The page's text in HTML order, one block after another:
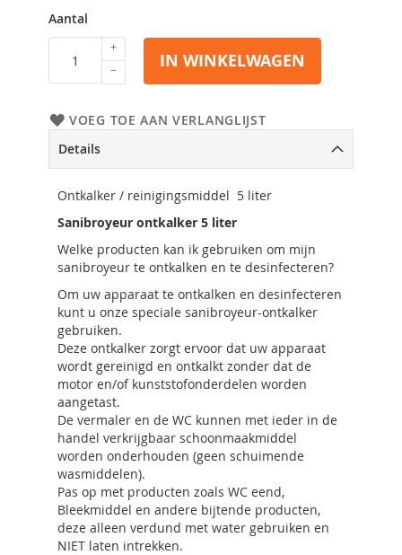
Aantal
IN WINKELWAGEN
VOEG TOE AAN VERLANGLIJST
Details
Ontkalker / reinigingsmiddel 5 liter
Sanibroyeur ontkalker 5 liter
Welke producten kan ik gebruiken om mijn
sanibroyeur te ontkalken en te desinfecteren?
Om uw apparaat te ontkalken en desinfecteren
kunt u onze speciale sanibroyeur-ontkalker
gebruiken.
Deze ontkalker zorgt ervoor dat uw apparaat
wordt gereinigd en ontkalkt zonder dat de
motor en/of kunststofonderdelen worden
aangetast.
De vermaler en de WC kunnen met ieder in de
handel verkrijgbaar schoonmaakmiddel
worden onderhouden (geen schuimende
wasmiddelen).
Pas op met producten zoals WC eend,
Bleekmiddel en andere bijtende producten,
deze alleen verdund met water gebruiken en
NIET laten intrekken.